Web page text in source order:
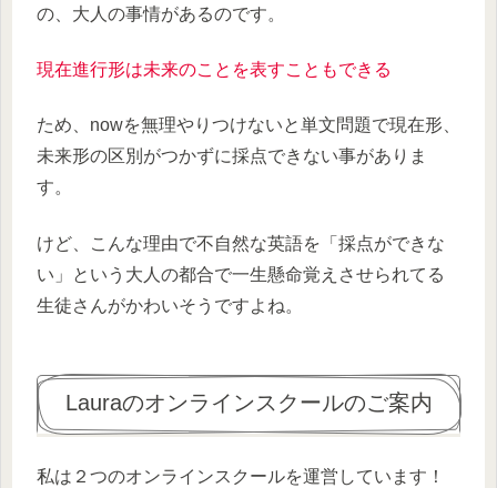
の、大人の事情があるのです。
現在進行形は未来のことを表すこともできる
ため、nowを無理やりつけないと単文問題で現在形、
未来形の区別がつかずに採点できない事がありま
す。
けど、こんな理由で不自然な英語を「採点ができな
い」という大人の都合で一生懸命覚えさせられてる
生徒さんがかわいそうですよね。
Lauraのオンラインスクールのご案内
私は２つのオンラインスクールを運営しています！